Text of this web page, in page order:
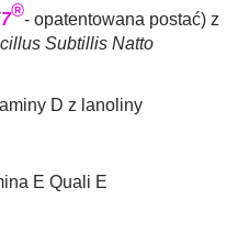
®- opatentowana postać) z
Subtillis Natto
D z lanoliny
E Quali E